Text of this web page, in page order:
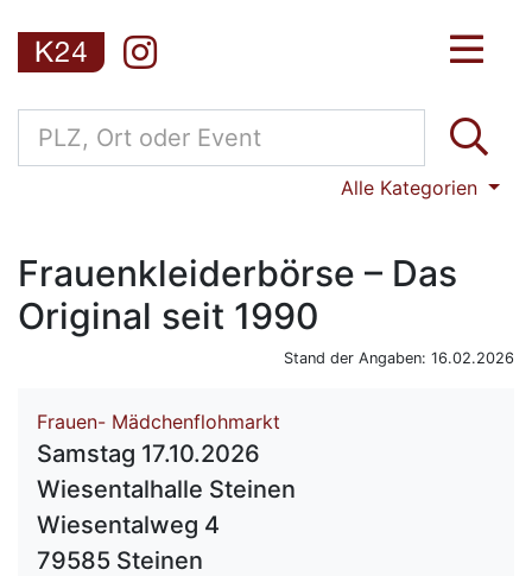
Alle Kategorien
Frauenkleiderbörse – Das
Original seit 1990
Stand der Angaben: 16.02.2026
Frauen- Mädchenflohmarkt
Samstag 17.10.2026
Wiesentalhalle Steinen
Wiesentalweg 4
79585 Steinen